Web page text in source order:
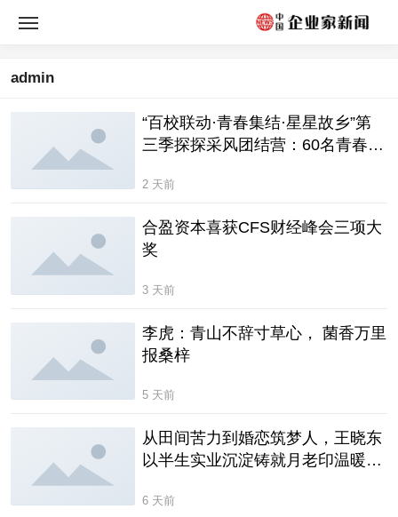
admin
“百校联动·青春集结·星星故乡”第
三季探探采风团结营：60名青春推
2 天前
合盈资本喜获CFS财经峰会三项大
奖
3 天前
李虎：青山不辞寸草心， 菌香万里
报桑梓
5 天前
从田间苦力到婚恋筑梦人，王晓东
以半生实业沉淀铸就月老印温暖事
6 天前